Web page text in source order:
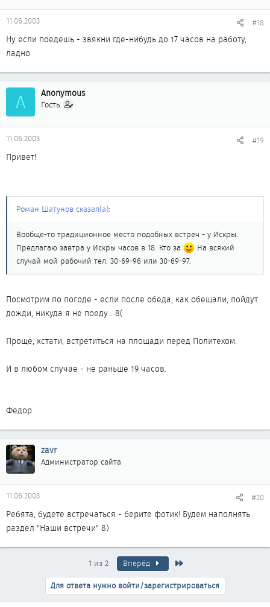
11.06.2003 #18
Ну если поедешь - звякни где-нибудь до 17 часов на работу,
ладно
A Anonymous
Гость
11.06.2003 #19
Привет!
Роман Шатунов сказал(а):
Вообще-то традиционное место подобных встреч - у Искры.
Предлагаю завтра у Искры часов в 18. Кто за
На всякий
случай мой рабочий тел. 30-69-96 или 30-69-97.
Посмотрим по погоде - если после обеда, как обещали, пойдут
дожди, никуда я не поеду... 8(
Проще, кстати, встретиться на площади перед Политехом.
И в любом случае - не раньше 19 часов.
Федор
zavr
Администратор сайта
11.06.2003 #20
Ребята, будете встречаться - берите фотик! Будем наполнять
раздел "Наши встречи" 8)
1 из 2 Вперёд
Для ответа нужно войти/зарегистрироваться